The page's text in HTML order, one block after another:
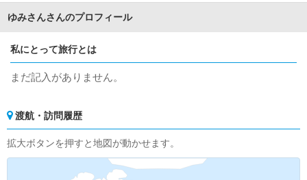
ゆみさんさんのプロフィール
私にとって旅行とは
まだ記入がありません。
渡航・訪問履歴
拡大ボタンを押すと地図が動かせます。